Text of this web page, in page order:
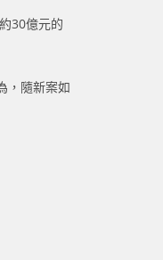
30億元的
，隨新案如